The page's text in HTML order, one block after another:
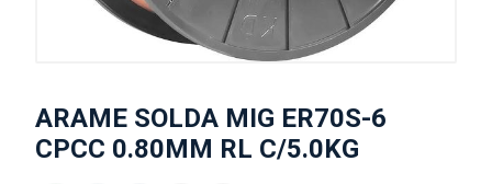
ARAME SOLDA MIG ER70S-6
CPCC 0.80MM RL C/5.0KG